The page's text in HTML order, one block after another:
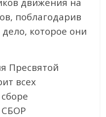
поблагодарив
которое они
Пресвятой
всех
СБОР